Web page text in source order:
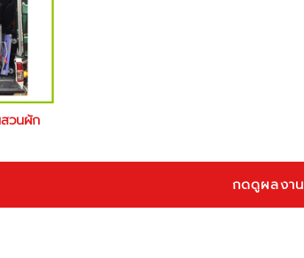
วนผัก
กดดูผลงาน